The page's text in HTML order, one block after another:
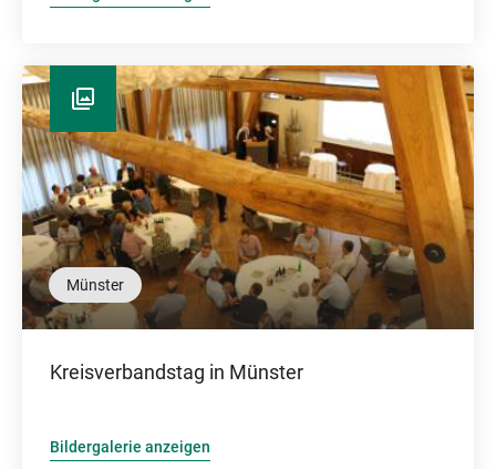
Münster
Kreisverbandstag in Münster
Bildergalerie anzeigen